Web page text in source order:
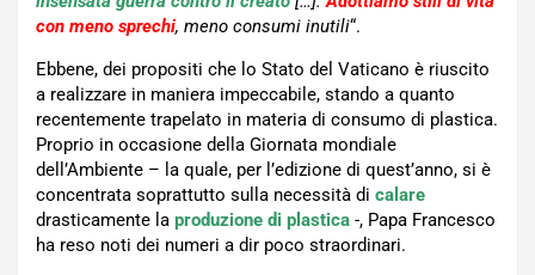
con meno sprechi, meno consumi inutili“.
Ebbene, dei propositi che lo Stato del Vaticano è riuscito
a realizzare in maniera impeccabile, stando a quanto
recentemente trapelato in materia di consumo di plastica.
Proprio in occasione della Giornata mondiale
dell’Ambiente – la quale, per l’edizione di quest’anno, si è
concentrata soprattutto sulla necessità di calare
drasticamente la produzione di plastica -, Papa Francesco
ha reso noti dei numeri a dir poco straordinari.